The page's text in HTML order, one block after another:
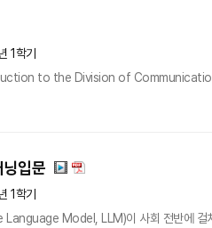
1학기
to the Division of
입문
1학기
Model, LLM)이 사회 전반에 걸